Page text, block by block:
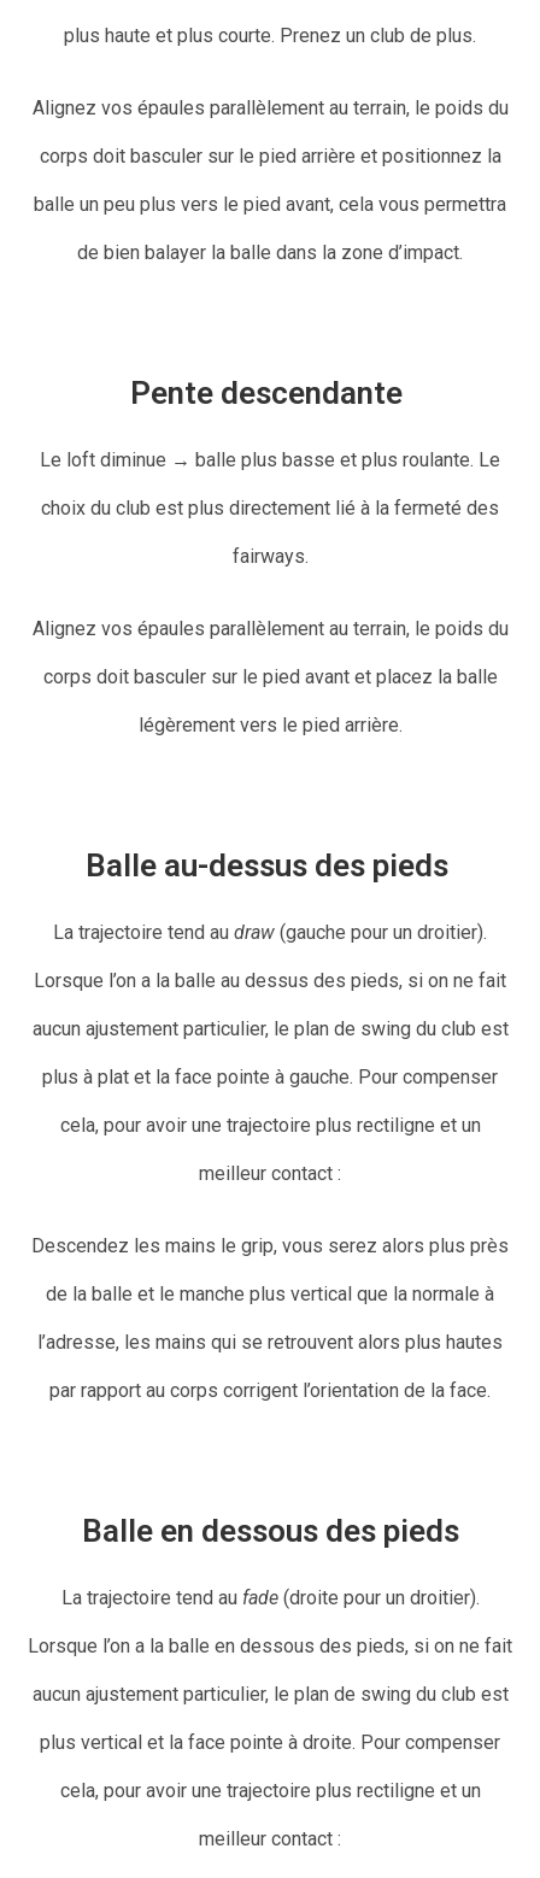
plus haute et plus courte. Prenez un club de plus.
Alignez vos épaules parallèlement au terrain, le poids du
corps doit basculer sur le pied arrière et positionnez la
balle un peu plus vers le pied avant, cela vous permettra
de bien balayer la balle dans la zone d’impact.
Pente descendante
Le loft diminue → balle plus basse et plus roulante. Le
choix du club est plus directement lié à la fermeté des
fairways.
Alignez vos épaules parallèlement au terrain, le poids du
corps doit basculer sur le pied avant et placez la balle
légèrement vers le pied arrière.
Balle au-dessus des pieds
La trajectoire tend au draw (gauche pour un droitier).
Lorsque l’on a la balle au dessus des pieds, si on ne fait
aucun ajustement particulier, le plan de swing du club est
plus à plat et la face pointe à gauche. Pour compenser
cela, pour avoir une trajectoire plus rectiligne et un
meilleur contact :
Descendez les mains le grip, vous serez alors plus près
de la balle et le manche plus vertical que la normale à
l’adresse, les mains qui se retrouvent alors plus hautes
par rapport au corps corrigent l’orientation de la face.
Balle en dessous des pieds
La trajectoire tend au fade(droite pour un droitier).
Lorsque l’on a la balle en dessous des pieds, si on ne fait
aucun ajustement particulier, le plan de swing du club est
plus vertical et la face pointe à droite. Pour compenser
cela, pour avoir une trajectoire plus rectiligne et un
meilleur contact :